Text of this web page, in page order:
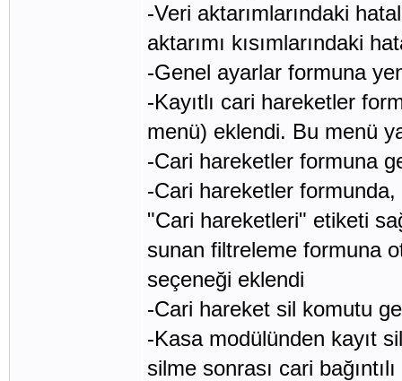
-Veri aktarımlarındaki
aktarımı kısımlarındaki
-Genel ayarlar formuna
-Kayıtlı cari hareketler
menü) eklendi. Bu menü
-Cari hareketler formuna
-Cari hareketler formunda,
"Cari hareketleri" etiketi
sunan filtreleme formuna
seçeneği eklendi
-Cari hareket sil komutu
-Kasa modülünden kayıt
silme sonrası cari